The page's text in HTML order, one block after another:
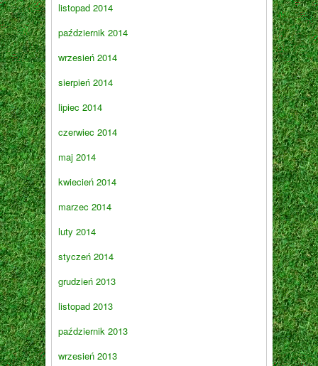
listopad 2014
październik 2014
wrzesień 2014
sierpień 2014
lipiec 2014
czerwiec 2014
maj 2014
kwiecień 2014
marzec 2014
luty 2014
styczeń 2014
grudzień 2013
listopad 2013
październik 2013
wrzesień 2013